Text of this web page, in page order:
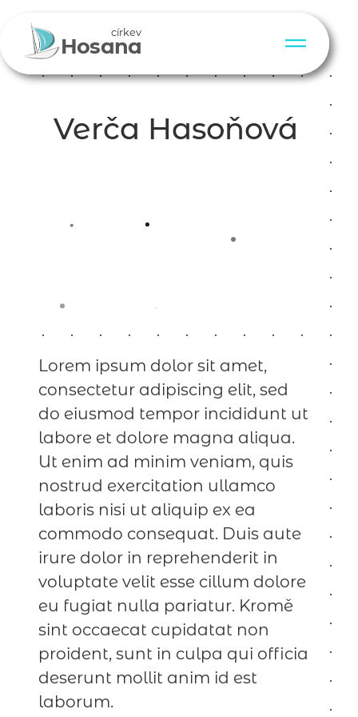
církev
Hosana
Verča Hasoňová
Lorem ipsum dolor sit amet,
consectetur adipiscing elit, sed
do eiusmod tempor incididunt ut
labore et dolore magna aliqua.
Ut enim ad minim veniam, quis
nostrud exercitation ullamco
laboris nisi ut aliquip ex ea
commodo consequat. Duis aute
irure dolor in reprehenderit in
voluptate velit esse cillum dolore
eu fugiat nulla pariatur. Kromě
sint occaecat cupidatat non
proident, sunt in culpa qui officia
deserunt mollit anim id est
laborum.